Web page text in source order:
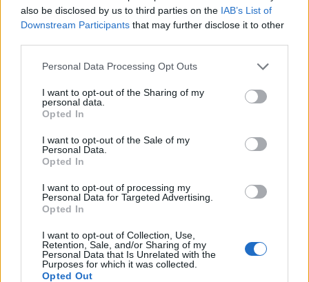
also be disclosed by us to third parties on the IAB’s List of
Downstream Participants that may further disclose it to other
Personal Data Processing Opt Outs
I want to opt-out of the Sharing of my
personal data.
Opted In
I want to opt-out of the Sale of my
Personal Data.
Opted In
I want to opt-out of processing my
Personal Data for Targeted Advertising.
Opted In
I want to opt-out of Collection, Use,
Retention, Sale, and/or Sharing of my
Personal Data that Is Unrelated with the
Purposes for which it was collected.
Opted Out
Ψυχίατρος - Ψυχοθεραπευτής 'Αποστολίκας Απόστολος'
ΑΓΓΕΛΙΕΣ